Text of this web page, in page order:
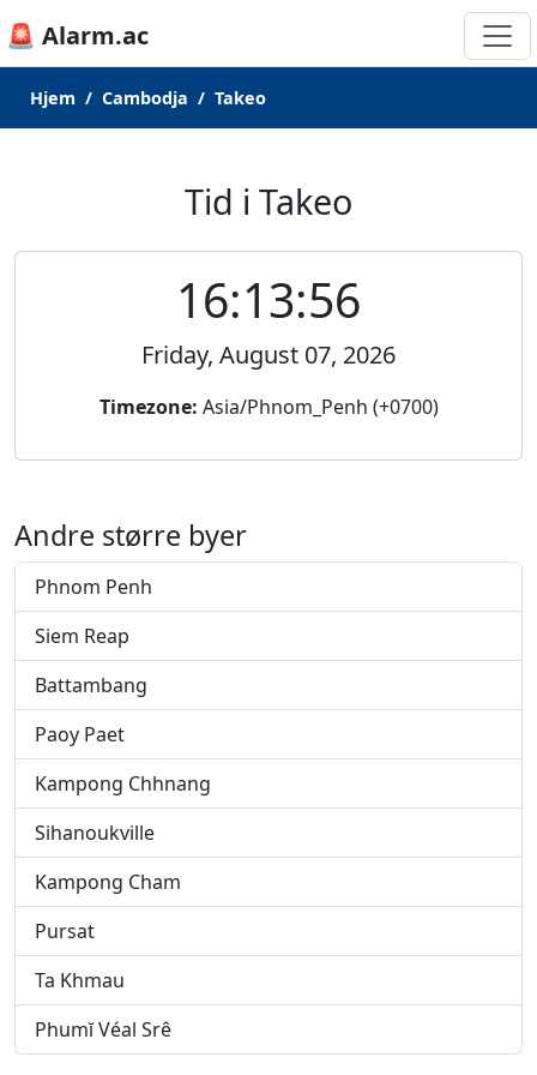
🚨 Alarm.ac
Hjem Cambodja Takeo
Tid i Takeo
16:13:56
Friday, August 07, 2026
Timezone: Asia/Phnom_Penh (+0700)
Andre større byer
Phnom Penh
Siem Reap
Battambang
Paoy Paet
Kampong Chhnang
Sihanoukville
Kampong Cham
Pursat
Ta Khmau
Phumĭ Véal Srê